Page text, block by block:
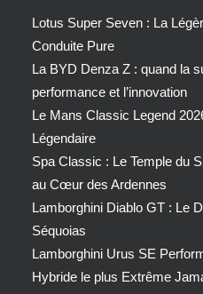
Lotus Super Seven : La
Conduite Pure
La BYD Denza Z : quand la
performance et l’innovation
Le Mans Classic Legend
Légendaire
Spa Classic : Le Temple du
au Cœur des Ardennes
Lamborghini Diablo GT : Le
Séquoias
Lamborghini Urus SE
Hybride le plus Extrême